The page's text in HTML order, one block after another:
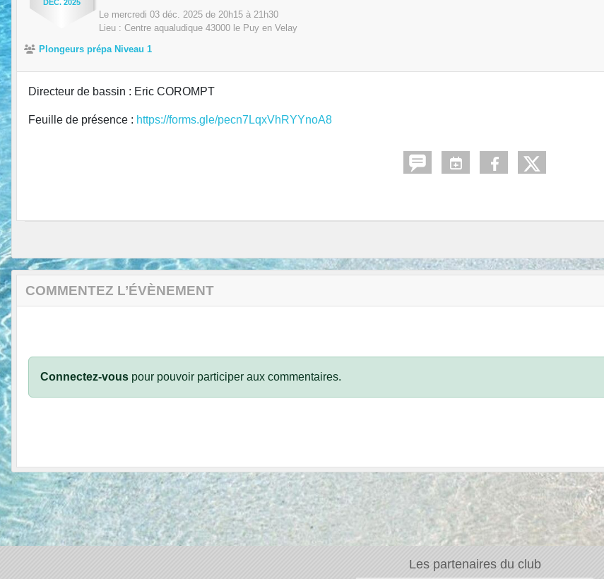
DÉC. 2025
Le mercredi 03 déc. 2025 de 20h15 à 21h30
Lieu : Centre aqualudique 43000 le Puy en Velay
Plongeurs prépa Niveau 1
Directeur de bassin : Eric COROMPT
Feuille de présence : https://forms.gle/pecn7LqxVhRYYnoA8
COMMENTEZ L’ÉVÈNEMENT
Connectez-vous pour pouvoir participer aux commentaires.
Les partenaires du club